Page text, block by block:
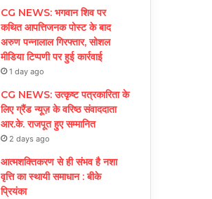
CG NEWS: भगवान शिव पर
कथित आपत्तिजनक पोस्ट के बाद
अरुण पन्नालाल गिरफ्तार, सोशल
मीडिया टिप्पणी पर हुई कार्रवाई
1 day ago
CG NEWS: उत्कृष्ट पत्रकारिता के
लिए ग्रैंड न्यूज़ के वरिष्ठ संवाददाता
आर.के. राजपूत हुए सम्मानित
2 days ago
आत्मशक्तिकरण से ही संभव है नशा
वृत्ति का स्थायी समाधान : बीके
प्रियंका